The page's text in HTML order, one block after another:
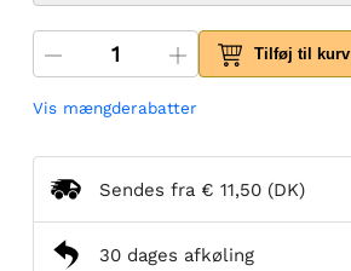
Tilføj til kurv
Vis mængderabatter
Sendes fra € 11,50 (DK)
30 dages afkøling